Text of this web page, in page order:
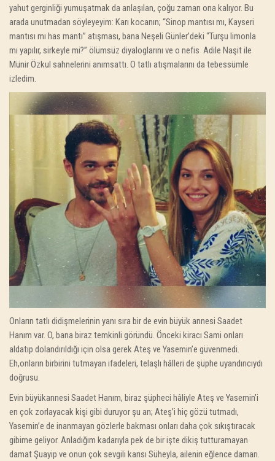
yahut gerginliği yumuşatmak da anlaşılan, çoğu zaman ona kalıyor. Bu
arada unutmadan söyleyeyim: Karı kocanın; “Sinop mantısı mı, Kayseri
mantısı mı has mantı” atışması, bana Neşeli Günler’deki “Turşu limonla
mı yapılır, sirkeyle mi?” ölümsüz diyaloglarını ve o nefis Adile Naşit ile
Münir Özkul sahnelerini anımsattı. O tatlı atışmalarını da tebessümle
izledim.
Onların tatlı didişmelerinin yanı sıra bir de evin büyük annesi Saadet
Hanım var. O, bana biraz temkinli göründü. Önceki kiracı Sami onları
aldatıp dolandırıldığı için olsa gerek Ateş ve Yasemin’e güvenmedi.
Eh,onların birbirini tutmayan ifadeleri, telaşlı hâlleri de şüphe uyandırıcıydı
doğrusu.
Evin büyükannesi Saadet Hanım, biraz şüpheci hâliyle Ateş ve Yasemin’i
en çok zorlayacak kişi gibi duruyor şu an; Ateş’i hiç gözü tutmadı,
Yasemin’e de inanmayan gözlerle bakması onları daha çok sıkıştıracak
gibime geliyor. Anladığım kadarıyla pek de bir işte dikiş tutturamayan
damat Şuayip ve onun çok sevgili karısı Süheyla, ailenin eğlence damarı.